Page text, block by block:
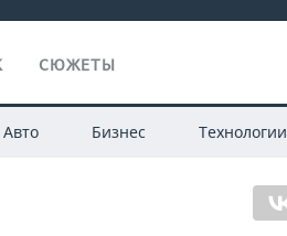
СЮЖЕТЫ
Авто Бизнес Технологии